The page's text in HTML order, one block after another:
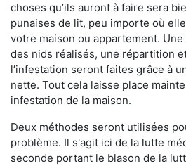
choses qu’ils auront à faire sera
punaises de lit, peu importe où
votre maison ou appartement.
des nids réalisés, une répartition
l’infestation seront faites grâce à
nette. Tout cela laisse place
infestation de la maison.
Deux méthodes seront utilisées
problème. Il s'agit ici de la lutte
seconde portant le blason de la